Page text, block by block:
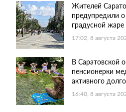
Жителей
предупредили
градусной жаре
17:02, 8 августа
В Саратовской
пенсионерки
активного
16:40, 8 августа